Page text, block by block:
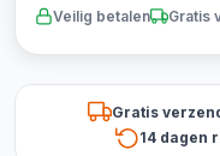
Veilig betalen Gratis
Gratis
14 dagen